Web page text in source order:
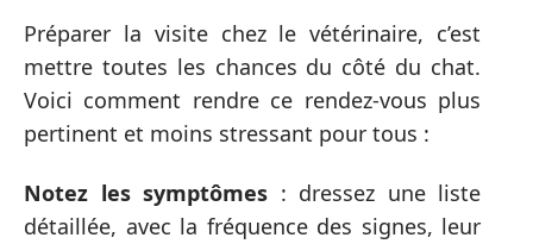
Préparer la visite chez le vétérinaire, c’est
mettre toutes les chances du côté du chat.
Voici comment rendre ce rendez-vous plus
pertinent et moins stressant pour tous :
Notez les symptômes : dressez une liste
détaillée, avec la fréquence des signes, leur